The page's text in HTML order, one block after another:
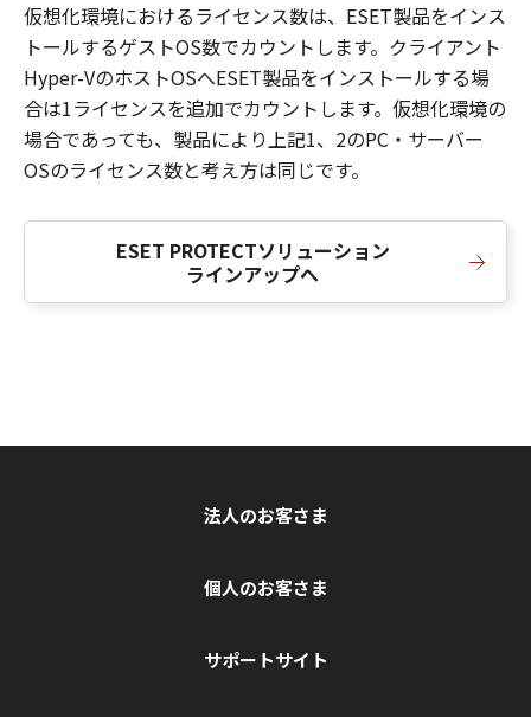
仮想化環境におけるライセンス数は、ESET製品をインス
トールするゲストOS数でカウントします。クライアント
Hyper-VのホストOSへESET製品をインストールする場
合は1ライセンスを追加でカウントします。仮想化環境の
場合であっても、製品により上記1、2のPC・サーバー
OSのライセンス数と考え方は同じです。
ESET PROTECTソリューション
ラインアップへ
法人のお客さま
個人のお客さま
サポートサイト